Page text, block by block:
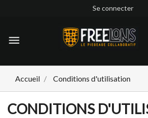
Se connecter
menu
Accueil Conditions d'utilisation
CONDITIONS